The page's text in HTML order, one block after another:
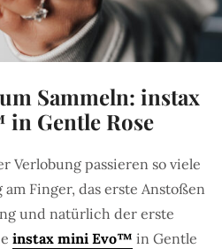
Sammeln: instax
Gentle Rose
Verlobung passieren so viele
Finger, das erste Anstoßen
und natürlich der erste
instax mini Evo™ in Gentle